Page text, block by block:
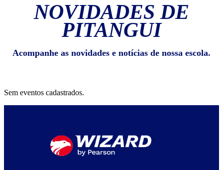
NOVIDADES DE
PITANGUI
Acompanhe as novidades e notícias de nossa escola.
Sem eventos cadastrados.